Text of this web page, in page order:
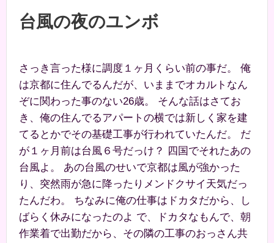
台風の夜のユンボ
さっき言った様に調度１ヶ月くらい前の事だ。 俺
は京都に住んでるんだが、いままでオカルトなん
ぞに関わった事のない26歳。 そんな話はさてお
き、俺の住んでるアパートの横では新しく家を建
てるとかでその基礎工事が行われていたんだ。 だ
が１ヶ月前は台風６号だっけ？ 四国でそれたあの
台風よ。 あの台風のせいで京都は風が強かった
り、突然雨が急に降ったりメンドクサイ天気だっ
たんだわ。 ちなみに俺の仕事はドカタだから、し
ばらく休みになったのよ で、ドカタなもんで、朝
作業着で出勤だから、その隣の工事のおっさん共